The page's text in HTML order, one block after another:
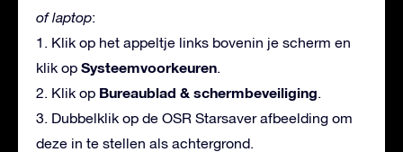
of laptop:
1. Klik op het appeltje links bovenin je scherm en
klik op Systeemvoorkeuren
2. Klik op Bureaublad & schermbeveiliging
3. Dubbelklik op de OSR Starsaver afbeelding om
deze in te stellen als achtergrond.